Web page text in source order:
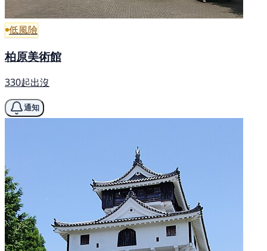
低風險
柏原美術館
330起出沒
通知